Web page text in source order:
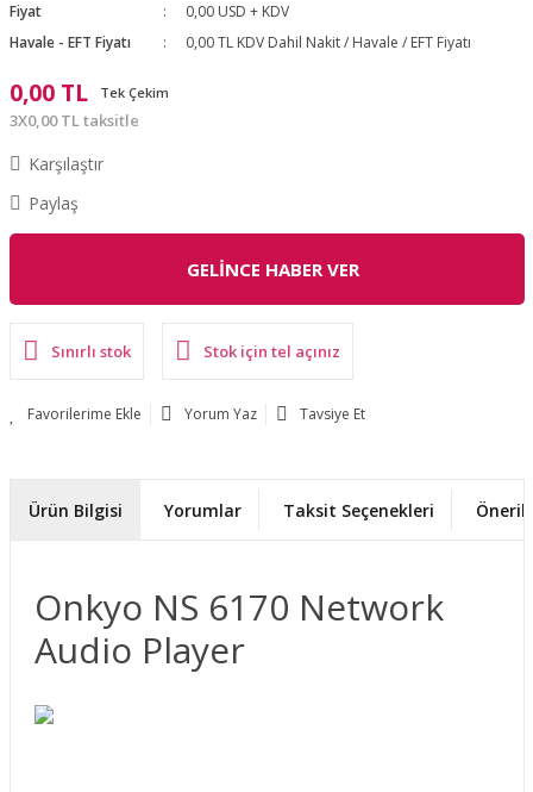
Fiyat
0,00 USD + KDV
Havale - EFT Fiyatı
0,00 TL KDV Dahil Nakit / Havale / EFT Fiyatı
0,00 TL Tek Çekim
3X0,00 TL taksitle
Karşılaştır
Paylaş
GELİNCE HABER VER
Sınırlı stok Stok için tel açınız
Yorum Yaz Tavsiye Et
Ürün Bilgisi Yorumlar Taksit Seçenekleri
Onkyo NS 6170 Network
Audio Player